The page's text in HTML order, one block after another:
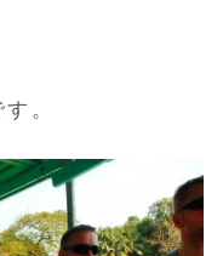
。